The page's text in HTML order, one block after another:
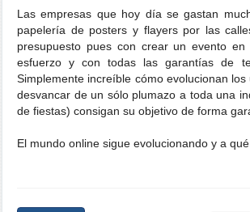
Las empresas que hoy día se gastan
papelería de posters y flayers por las
presupuesto pues con crear un evento
esfuerzo y con todas las garantías de
Simplemente increíble cómo evolucionan
desvancar de un sólo plumazo a toda una
de fiestas) consigan su objetivo de forma
El mundo online sigue evolucionando y a qué